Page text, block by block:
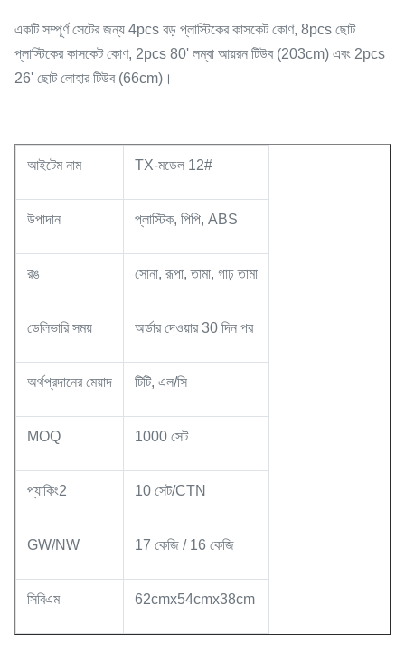
একটি সম্পূর্ণ সেটের জন্য 4pcs বড় প্লাস্টিকের কাসকেট কোণ, 8pcs ছোট
প্লাস্টিকের কাসকেট কোণ, 2pcs 80' লম্বা আয়রন টিউব (203cm) এবং 2pcs
26' ছোট লোহার টিউব (66cm)।
আইটেম নাম TX-মডেল 12#
উপাদান প্লাস্টিক, পিপি, ABS
রঙ সোনা, রূপা, তামা, গাঢ় তামা
ডেলিভারি সময় অর্ডার দেওয়ার 30 দিন পর
অর্থপ্রদানের মেয়াদ টিটি, এল/সি
MOQ 1000 সেট
প্যাকিং2 10 সেট/CTN
GW/NW 17 কেজি / 16 কেজি
সিবিএম 62cmx54cmx38cm